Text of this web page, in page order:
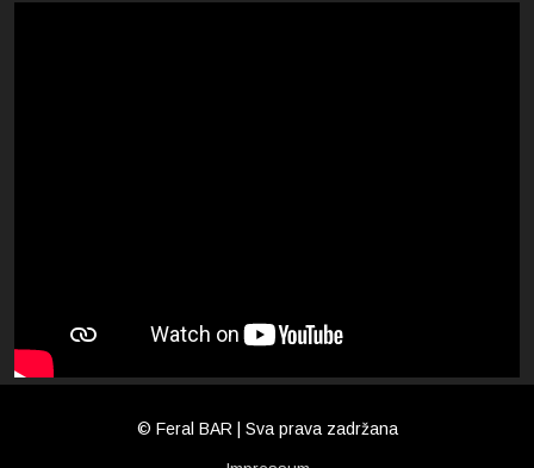
© Feral BAR | Sva prava zadržana